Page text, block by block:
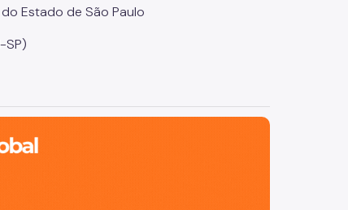
Estado de São Paulo
SP)